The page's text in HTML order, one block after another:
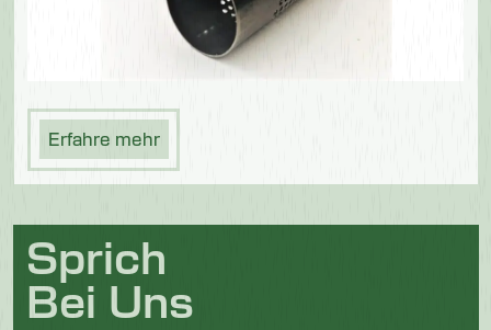
Erfahre mehr
Sprich
Bei Uns